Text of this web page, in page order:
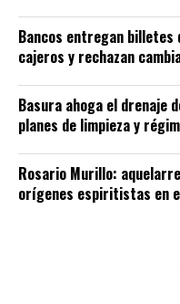
Bancos entregan
cajeros y rechazan
Basura ahoga el drenaje
planes de limpieza y
Rosario Murillo:
orígenes espiritistas en